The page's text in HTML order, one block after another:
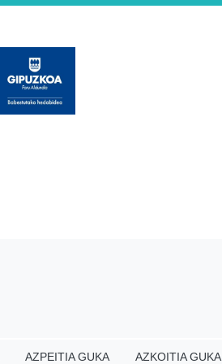
AZPEITIA GUKA AZKOITIA GUKA